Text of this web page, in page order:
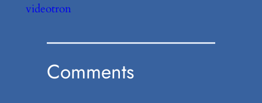
videotron
Comments